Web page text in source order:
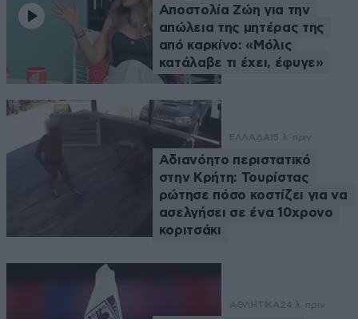
Αποστολία Ζώη για την
απώλεια της μητέρας της
από καρκίνο: «Μόλις
κατάλαβε τι έχει, έφυγε»
ΕΛΛΑΔΑ 15 λ. πριν
Αδιανόητο περιστατικό
στην Κρήτη: Τουρίστας
ρώτησε πόσο κοστίζει για να
ασελγήσει σε ένα 10χρονο
κοριτσάκι
ΑΘΛΗΤΙΚΑ 24 λ. πριν